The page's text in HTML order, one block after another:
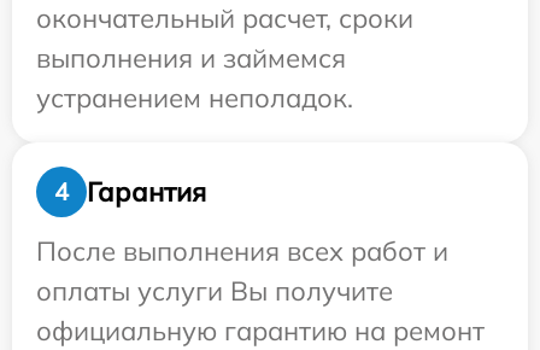
окончательный расчет, сроки
выполнения и займемся
устранением неполадок.
4
Гарантия
После выполнения всех работ и
оплаты услуги Вы получите
официальную гарантию на ремонт